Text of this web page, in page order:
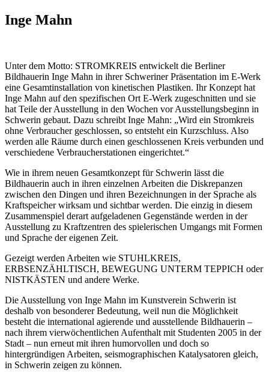
Inge Mahn
Unter dem Motto: STROMKREIS entwickelt die Berliner
Bildhauerin Inge Mahn in ihrer Schweriner Präsentation im E-Werk
eine Gesamtinstallation von kinetischen Plastiken. Ihr Konzept hat
Inge Mahn auf den spezifischen Ort E-Werk zugeschnitten und sie
hat Teile der Ausstellung in den Wochen vor Ausstellungsbeginn in
Schwerin gebaut. Dazu schreibt Inge Mahn: „Wird ein Stromkreis
ohne Verbraucher geschlossen, so entsteht ein Kurzschluss. Also
werden alle Räume durch einen geschlossenen Kreis verbunden und
verschiedene Verbraucherstationen eingerichtet.“
Wie in ihrem neuen Gesamtkonzept für Schwerin lässt die
Bildhauerin auch in ihren einzelnen Arbeiten die Diskrepanzen
zwischen den Dingen und ihren Bezeichnungen in der Sprache als
Kraftspeicher wirksam und sichtbar werden. Die einzig in diesem
Zusammenspiel derart aufgeladenen Gegenstände werden in der
Ausstellung zu Kraftzentren des spielerischen Umgangs mit Formen
und Sprache der eigenen Zeit.
Gezeigt werden Arbeiten wie STUHLKREIS,
ERBSENZÄHLTISCH, BEWEGUNG UNTERM TEPPICH oder
NISTKÄSTEN und andere Werke.
Die Ausstellung von Inge Mahn im Kunstverein Schwerin ist
deshalb von besonderer Bedeutung, weil nun die Möglichkeit
besteht die international agierende und ausstellende Bildhauerin –
nach ihrem vierwöchentlichen Aufenthalt mit Studenten 2005 in der
Stadt – nun erneut mit ihren humorvollen und doch so
hintergründigen Arbeiten, seismographischen Katalysatoren gleich,
in Schwerin zeigen zu können.